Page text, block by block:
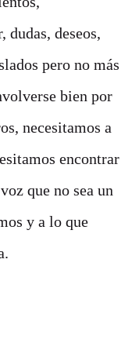
dudas, deseos,
pero no más
bien por
necesitamos a
encontrar
que no sea un
y a lo que